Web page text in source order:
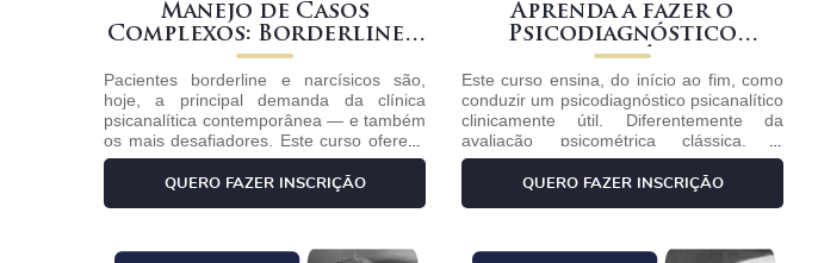
Manejo de Casos
Complexos: Borderline e
Narcisismo
Pacientes borderline e narcísicos são,
hoje, a principal demanda da clínica
psicanalítica contemporânea — e também
os mais desafiadores. Este curso oferece
uma formação prática e aprofundada no
manejo desses casos, articulando as
principais contribuições teóricas (Kernberg
QUERO FAZER INSCRIÇÃO
Aprenda a fazer o
Psicodiagnóstico
Psicanalítico
Este curso ensina, do início ao fim, como
conduzir um psicodiagnóstico psicanalítico
clinicamente útil. Diferentemente da
avaliação psicométrica clássica, o
psicodiagnóstico psicanalítico parte da
escuta da fala do sujeito, do
funcionamento defensivo, da dinâmica
QUERO FAZER INSCRIÇÃO